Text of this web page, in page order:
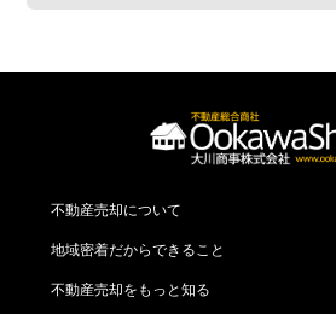
不動産売却について
地域密着だからできること
不動産売却をもっと知る